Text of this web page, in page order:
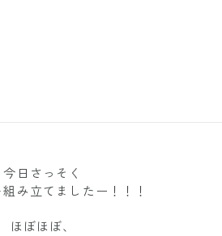
今日さっそく
み立てましたー！！！
ほぼほぼ、